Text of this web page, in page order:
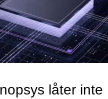
låter inte